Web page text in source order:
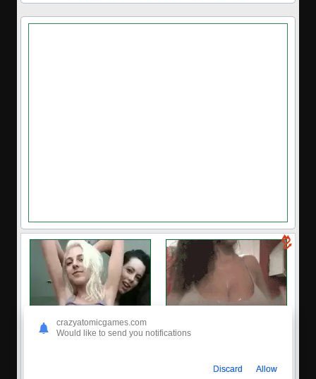
🔥ПОРНО-ЧАТ ОНЛАЙН🔥
crazyatomicgames.com
Would like to send you notifications
Discard Allow